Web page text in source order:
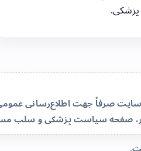
صرفاً جهت اطلاع‌رسانی
صفحهسیاست پزشکی و سلب